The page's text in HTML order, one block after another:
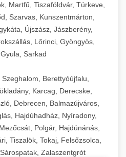
Martfű, Tiszaföldvár, Túrkeve,
Szarvas, Kunszentmárton,
Újszász, Jászberény,
Lőrinci, Gyöngyös,
Sarkad
Berettyóújfalu,
Karcag, Derecske,
Debrecen, Balmazújváros,
Hajdúhadház, Nyíradony,
Polgár, Hajdúnánás,
Tiszalök, Tokaj, Felsőzsolca,
Zalaszentgrót